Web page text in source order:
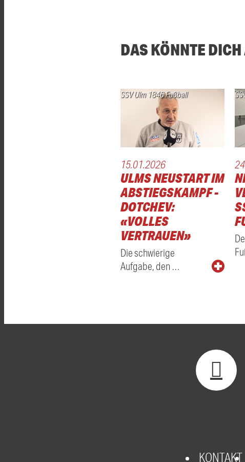
DAS KÖNNTE
SSV Ulm 1846 Fußball
15.01.2026
ULMS NEUSTART IM
ABSTIEGSKAMPF -
DOTCHEV:
«VOLLES
VERTRAUEN»
Die schwierige
Aufgabe, den …
KONTAKT